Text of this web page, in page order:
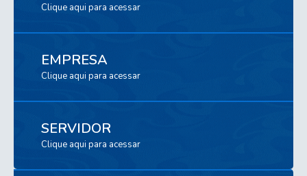
Clique aqui para acessar
EMPRESA
Clique aqui para acessar
SERVIDOR
Clique aqui para acessar